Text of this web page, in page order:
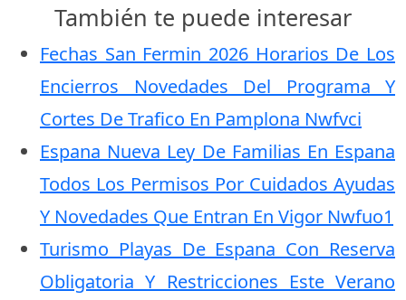
También te puede interesar
Fechas San Fermin 2026 Horarios De Los
Encierros Novedades Del Programa Y
Cortes De Trafico En Pamplona Nwfvci
Espana Nueva Ley De Familias En Espana
Todos Los Permisos Por Cuidados Ayudas
Y Novedades Que Entran En Vigor Nwfuo1
Turismo Playas De Espana Con Reserva
Obligatoria Y Restricciones Este Verano